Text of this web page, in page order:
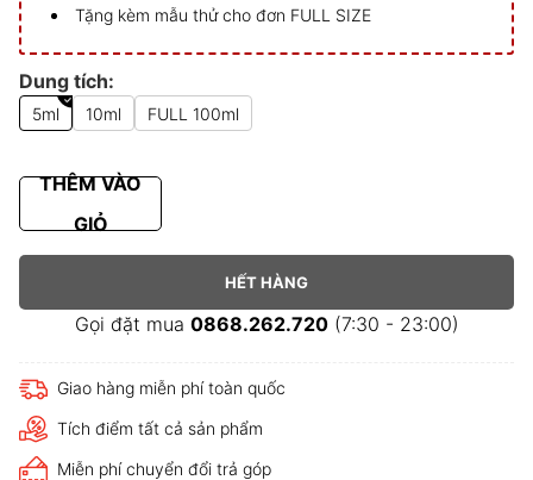
Tặng kèm mẫu thử cho đơn FULL SIZE
Dung tích:
5ml 10ml FULL 100ml
THÊM VÀO
GIỎ
HẾT HÀNG
Gọi đặt mua 0868.262.720(7:30 - 23:00)
Giao hàng miễn phí toàn quốc
Tích điểm tất cả sản phẩm
Miễn phí chuyển đổi trả góp